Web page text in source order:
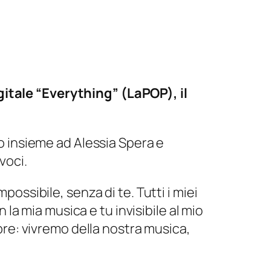
“Everything” (LaPOP), il
ad Alessia Spera e
senza di te. Tutti i miei
mia musica e tu invisibile al mio
vivremo della nostra musica,